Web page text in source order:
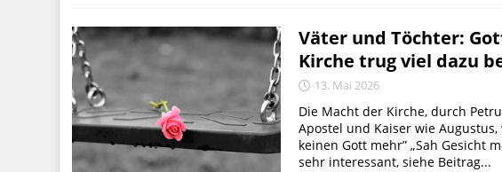
Väter und Töchter:
Kirche trug viel dazu
13. Mai 2026
Die Macht der Kirche, durch
Apostel und Kaiser wie
keinen Gott mehr” „Sah Gesicht
sehr interessant, siehe Beitrag...